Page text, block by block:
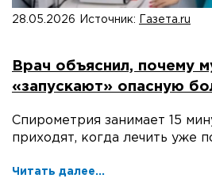
28.05.2026 Источник: Газета.ru
Врач объяснил, почему
«запускают» опасную
Спирометрия занимает 15
приходят, когда лечить уже
Читать далее...